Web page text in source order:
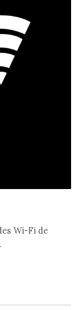
Wi-Fi de